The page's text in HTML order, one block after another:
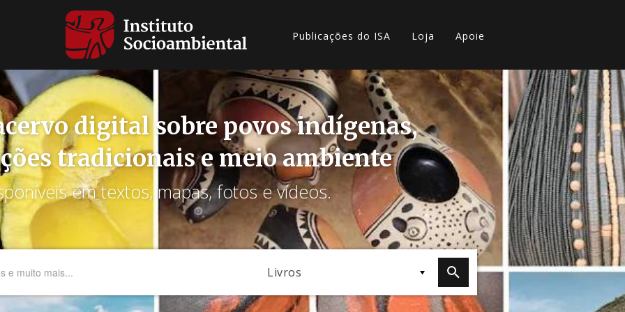
Publicações do ISA Loja Apoie
digital sobre povos indígenas,
tradicionais e meio ambiente
em textos, mapas, fotos e vídeos.
Livros